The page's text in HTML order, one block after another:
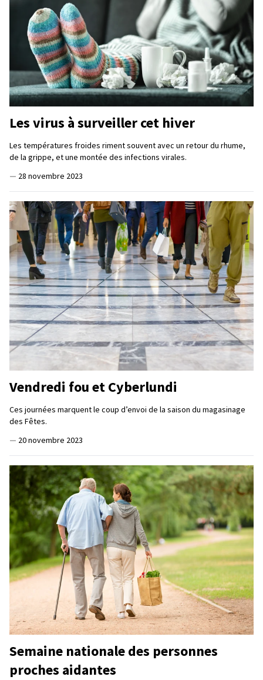
Les virus à surveiller cet hiver
Les températures froides riment souvent avec un retour du rhume,
de la grippe, et une montée des infections virales.
— 28 novembre 2023
Vendredi fou et Cyberlundi
Ces journées marquent le coup d’envoi de la saison du magasinage
des Fêtes.
— 20 novembre 2023
Semaine nationale des personnes
proches aidantes